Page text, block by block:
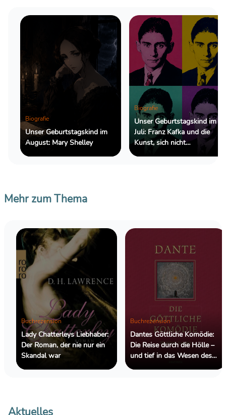
Biografie
Unser Geburtstagskind im
August: Mary Shelley
Biografie
Unser Geburtstagskind im
Juli: Franz Kafka und die
Kunst, sich nicht
zurechtzufinden
Mehr zum Thema
Buchrezension
Lady Chatterleys Liebhaber:
Der Roman, der nie nur ein
Skandal war
Buchrezension
Dantes Göttliche Komödie:
Die Reise durch die Hölle –
und tief in das Wesen des
Menschen
Aktuelles